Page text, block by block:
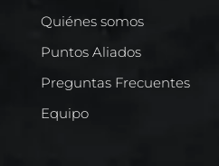
Quiénes somos
Puntos Aliados
Preguntas Frecuentes
Equipo